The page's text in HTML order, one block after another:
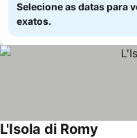
Selecione as datas para
exatos.
L'Isola di Romy